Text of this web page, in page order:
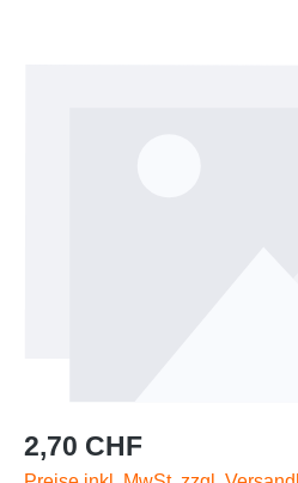
Regulärer Preis:
2,70 CHF